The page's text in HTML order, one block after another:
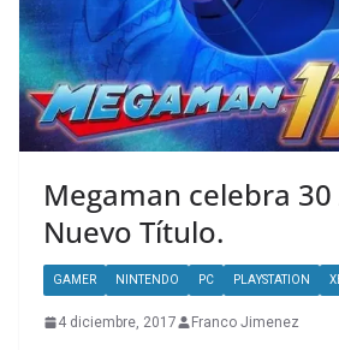
Megaman celebra
Nuevo Título.
GAMER NINTENDO PC PLAYSTATION
4 diciembre, 2017 Franco Jimenez